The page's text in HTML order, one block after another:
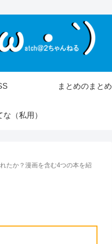
まとめのまとめ
（私用）
たか？漫画を含む4つの本を紹